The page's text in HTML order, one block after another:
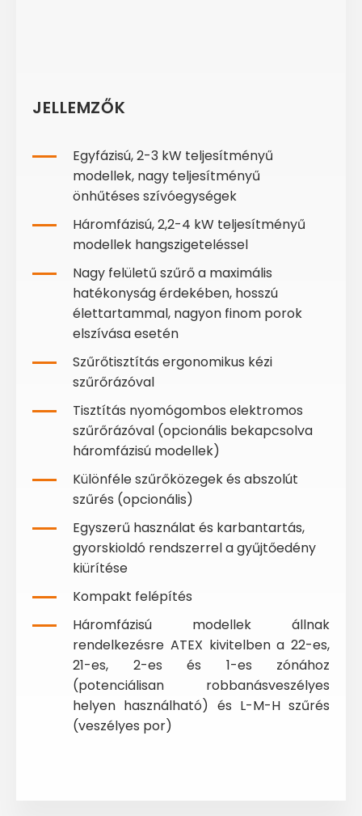
JELLEMZŐK
Egyfázisú, 2-3 kW teljesítményű
modellek, nagy teljesítményű
önhűtéses szívóegységek
Háromfázisú, 2,2-4 kW teljesítményű
modellek hangszigeteléssel
Nagy felületű szűrő a maximális
hatékonyság érdekében, hosszú
élettartammal, nagyon finom porok
elszívása esetén
Szűrőtisztítás ergonomikus kézi
szűrőrázóval
Tisztítás nyomógombos elektromos
szűrőrázóval (opcionális bekapcsolva
háromfázisú modellek)
Különféle szűrőközegek és abszolút
szűrés (opcionális)
Egyszerű használat és karbantartás,
gyorskioldó rendszerrel a gyűjtőedény
kiürítése
Kompakt felépítés
Háromfázisú modellek állnak
rendelkezésre ATEX kivitelben a 22-es,
21-es, 2-es és 1-es zónához
(potenciálisan robbanásveszélyes
helyen használható) és L-M-H szűrés
(veszélyes por)